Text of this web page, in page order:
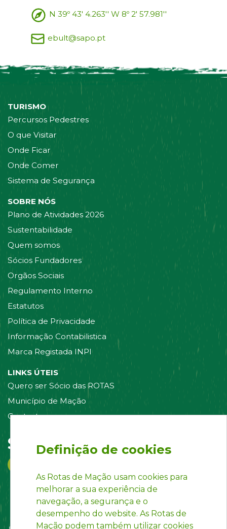
N 39º 43' 4.263'' W 8º 2' 57.981''
ebult@sapo.pt
TURISMO
Percursos Pedestres
O que Visitar
Onde Ficar
Onde Comer
Sistema de Segurança
SOBRE NÓS
Plano de Atividades 2026
Sustentabilidade
Quem somos
Sócios Fundadores
Orgãos Sociais
Regulamento Interno
Estatutos
Política de Privacidade
Informação Contabilistica
Marca Registada INPI
LINKS ÚTEIS
Quero ser Sócio das ROTAS
Município de Mação
Contacte-nos
Siga-nos em:
Definição de cookies
As Rotas de Mação usam cookies para
melhorar a sua experiência de
navegação, a segurança e o
desempenho do website. As Rotas de
Mação podem também utilizar cookies